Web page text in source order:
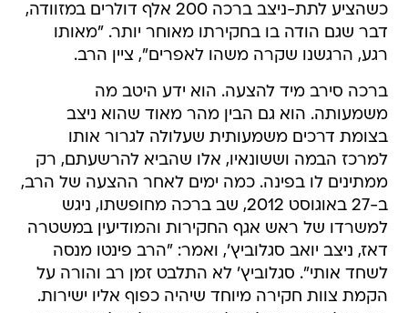
כשהציע לתת-ניצב ברכה 200 אלף דולרים במזוודה,
דבר שגם הודה בו בחקירתו מאוחר יותר. "מאותו
רגע, הרגשנו שקרה משהו לאפרים", ציין הרב.
ברכה סירב מיד להצעה. הוא ידע היטב מה
משמעותה. הוא גם הבין מהר מאוד שהוא ניצב
בצומת דרכים משמעותית שעלולה לגרור אותו
למרכז הבמה וששונאיו, אלו שהביא להרשעתם, רק
ממתינים לו בפינה. כמה ימים לאחר ההצעה של הרב,
ב-27 באוגוסט 2012, שב ברכה מחופשתו, ניגש
למשרדו של ראש אגף החקירות והמודיעין במשטרה
דאז, ניצב יואב סגלוביץ', ואמר: "הרב פינטו מנסה
לשחד אותי". סגלוביץ' לא התלבט זמן רב והורה על
הקמת צוות חקירה מיוחד שיהיה כפוף אליו ישירות.